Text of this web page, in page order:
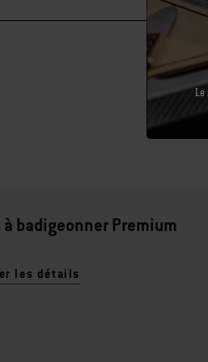
à badigeonner Premium
les détails
Le